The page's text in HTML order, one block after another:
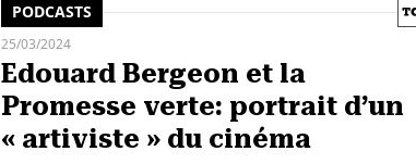
PODCASTS
25/03/2024
Edouard Bergeon et la
Promesse verte: portrait d’un
« artiviste » du cinéma